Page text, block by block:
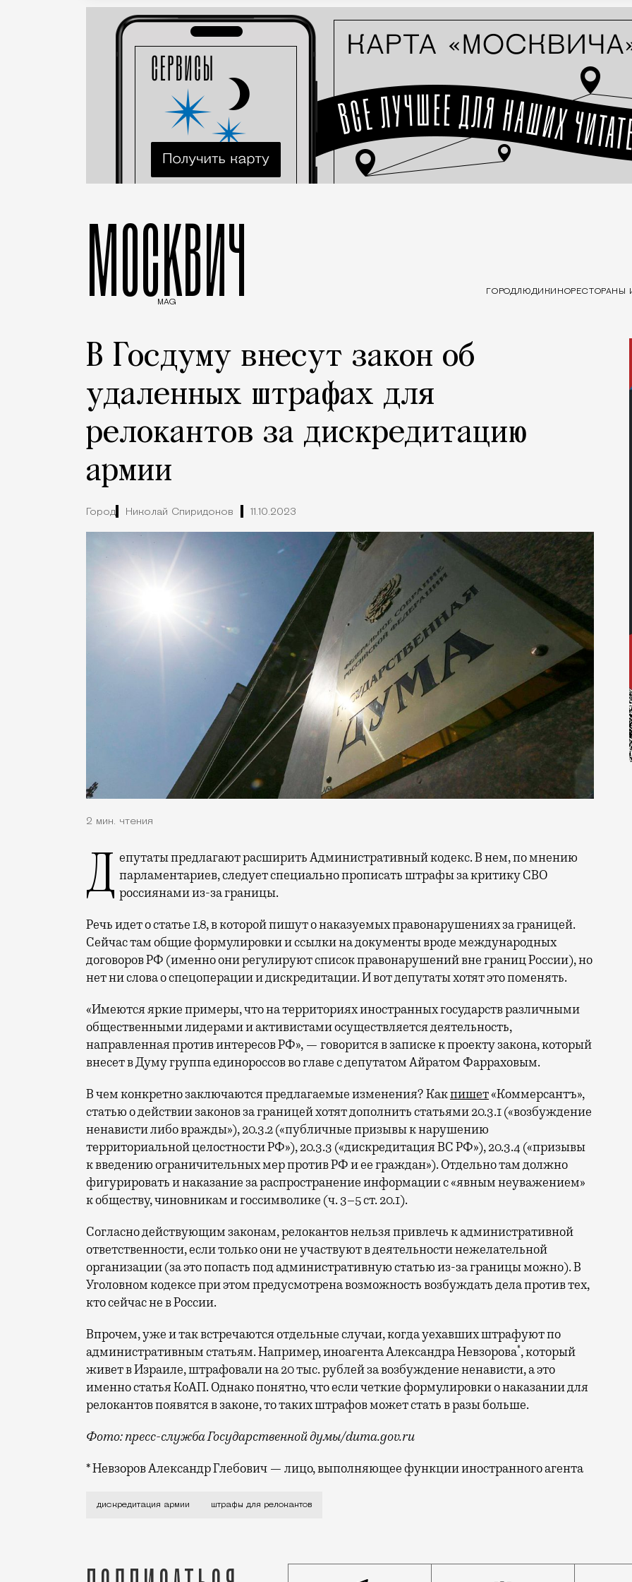
МОСКВИЧ
MAG
ГОРОДЛЮДИ КИНОРЕСТОРАНЫ
В Госдуму внесут закон об
удаленных штрафах для
релокантов за дискредитацию
армии
Город Николай Спиридонов 11.10.2023
2 мин. чтения
Депутаты предлагают расширить Административный кодекс. В нем, по мнению парламентариев, следует специально прописать штрафы за критику СВО
россиянами из-за границы.
Речь идет о статье 1.8, в которой пишут о наказуемых правонарушениях за границей.
Сейчас там общие формулировки и ссылки на документы вроде международных
договоров РФ (именно они регулируют список правонарушений вне границ России), но
нет ни слова о спецоперации и дискредитации. И вот депутаты хотят это поменять.
«Имеются яркие примеры, что на территориях иностранных государств различными
общественными лидерами и активистами осуществляется деятельность,
направленная против интересов РФ», — говорится в записке к проекту закона, который
внесет в Думу группа единороссов во главе с депутатом Айратом Фарраховым.
В чем конкретно заключаются предлагаемые изменения? Какпишет«Коммерсантъ»,
статью о действии законов за границей хотят дополнить статьями 20.3.1 («возбуждение
ненависти либо вражды»), 20.3.2 («публичные призывы к нарушению
территориальной целостности РФ»), 20.3.3 («дискредитация ВС РФ»), 20.3.4 («призывы
к введению ограничительных мер против РФ и ее граждан»). Отдельно там должно
фигурировать и наказание за распространение информации с «явным неуважением»
к обществу, чиновникам и госсимволике (ч. 3–5 ст. 20.1).
Согласно действующим законам, релокантов нельзя привлечь к административной
ответственности, если только они не участвуют в деятельности нежелательной
организации (за это попасть под административную статью из-за границы можно). В
Уголовном кодексе при этом предусмотрена возможность возбуждать дела против тех,
кто сейчас не в России.
Впрочем, уже и так встречаются отдельные случаи, когда уехавших штрафуют по
административным статьям. Например, иноагента Александра Невзорова*, который
живет в Израиле, штрафовали на 20 тыс. рублей за возбуждение ненависти, а это
именно статья КоАП. Однако понятно, что если четкие формулировки о наказании для
релокантов появятся в законе, то таких штрафов может стать в разы больше.
Фото: пресс-служба Государственной думы/duma.gov.ru
* Невзоров Александр Глебович — лицо, выполняющее функции иностранного агента
дискредитация армии штрафы для релокантов